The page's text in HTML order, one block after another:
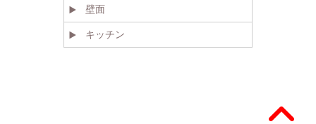
壁面
キッチン